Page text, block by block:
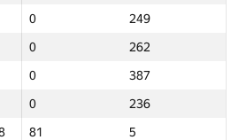
0
249
0
262
0
387
0
236
81
5